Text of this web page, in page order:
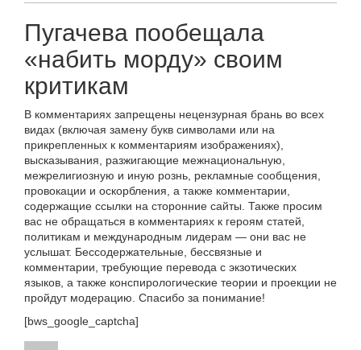
Пугачева пообещала
«набить морду» своим
критикам
В комментариях запрещены нецензурная брань во всех
видах (включая замену букв символами или на
прикрепленных к комментариям изображениях),
высказывания, разжигающие межнациональную,
межрелигиозную и иную рознь, рекламные сообщения,
провокации и оскорбления, а также комментарии,
содержащие ссылки на сторонние сайты. Также просим
вас не обращаться в комментариях к героям статей,
политикам и международным лидерам — они вас не
услышат. Бессодержательные, бессвязные и
комментарии, требующие перевода с экзотических
языков, а также конспирологические теории и проекции не
пройдут модерацию. Спасибо за понимание!
[bws_google_captcha]